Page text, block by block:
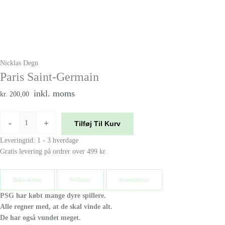
Nicklas Degn
Paris Saint-Germain
kr. 200,00 inkl. moms
- + Tilføj Til Kurv
Leveringtid: 1 - 3 hverdage
Gratis levering på ordrer over 499 kr.
Beksrivelse Forfatter Anmeldelser
PSG har købt mange dyre spillere.
Alle regner med, at de skal vinde alt.
De har også vundet meget.